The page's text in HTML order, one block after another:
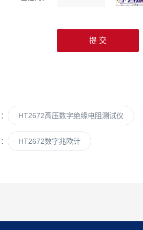
HT2672高压数字绝缘电阻测试仪
HT2672数字兆欧计